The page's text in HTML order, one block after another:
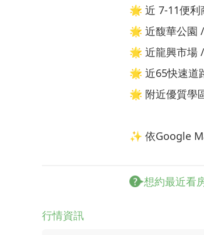
🌟 近 7-11便利
🌟 近馥華公園
🌟 近龍興市場
🌟 近65快速道
🌟 附近優質學
✨ 依Google
想約最近看
行情資訊